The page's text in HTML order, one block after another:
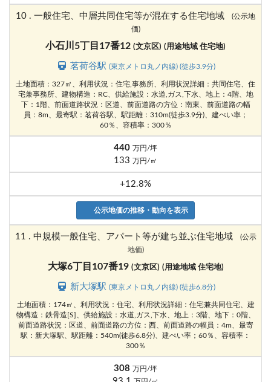
10 . 一般住宅、中層共同住宅等が混在する住宅地域
(公示地
価)
小石川5丁目17番12 (文京区) (用途地域 住宅地)
茗荷谷駅 (東京メトロ丸ノ内線) (徒歩3.9分)
土地面積：327㎡、利用状況：住宅,事務所、利用状況詳細：共同住宅、住
宅兼事務所、建物構造：RC、供給施設：水道,ガス,下水、地上：4階、地
下：1階、前面道路状況：区道、前面道路の方位：南東、前面道路の幅
員：8m、最寄駅：茗荷谷駅、駅距離：310m(徒歩3.9分)、建ぺい率；
60％、容積率：300％
440 万円/坪
133 万円/㎡
+12.8%
公示地価の推移・動向を表示
11 . 中規模一般住宅、アパート等が建ち並ぶ住宅地域
(公示
地価)
大塚6丁目107番19 (文京区) (用途地域 住宅地)
新大塚駅 (東京メトロ丸ノ内線) (徒歩6.8分)
土地面積：174㎡、利用状況：住宅、利用状況詳細：住宅兼共同住宅、建
物構造：鉄骨造[S]、供給施設：水道,ガス,下水、地上：3階、地下：0階、
前面道路状況：区道、前面道路の方位：西、前面道路の幅員：4m、最寄
駅：新大塚駅、駅距離：540m(徒歩6.8分)、建ぺい率；60％、容積率：
300％
308 万円/坪